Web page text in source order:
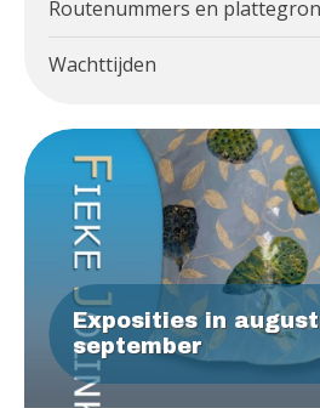
Routenummers en
Wachttijden
Exposities in
september